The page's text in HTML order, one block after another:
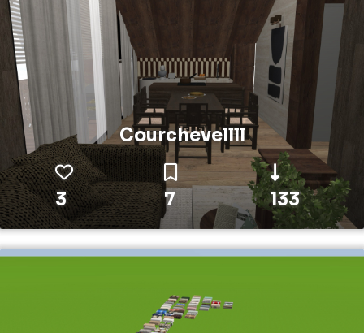
Courchevellll
3 7 133